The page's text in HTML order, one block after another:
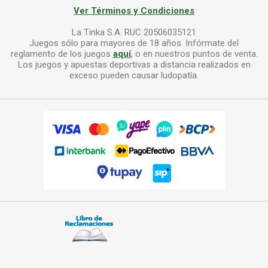
Ver Términos y Condiciones
La Tinka S.A. RUC 20506035121
Juegos sólo para mayores de 18 años. Infórmate del
reglamento de los juegos aquí, o en nuestros puntos de venta.
Los juegos y apuestas deportivas a distancia realizados en
exceso pueden causar ludopatía.